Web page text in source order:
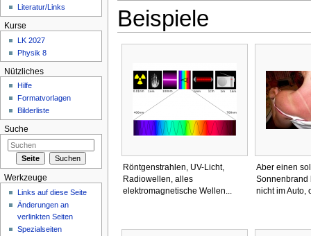
Beispiele
Röntgenstrahlen, UV-Licht,
Radiowellen, alles
elektromagnetische Wellen...
Aber einen
Sonnenbrand
nicht im Auto,
Literatur/Links
Kurse
LK 2027
Physik 8
Nützliches
Hilfe
Formatvorlagen
Bilderliste
Suche
Werkzeuge
Links auf diese Seite
Änderungen an
verlinkten Seiten
Spezialseiten